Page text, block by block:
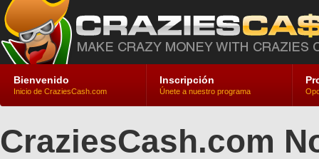
Bienvenido
Inicio de CraziesCash.com
Inscripción
Únete a nuestro programa
CraziesCash.com